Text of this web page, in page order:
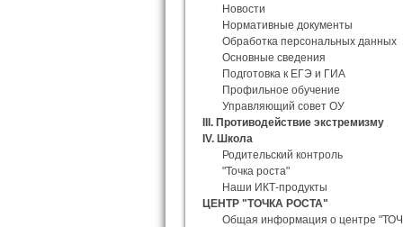
Новости
Нормативные документы
Обработка персональных данных
Основные сведения
Подготовка к ЕГЭ и ГИА
Профильное обучение
Управляющий совет ОУ
III. Противодействие экстремизму
IV. Школа
Родительский контроль
"Точка роста"
Наши ИКТ-продукты
ЦЕНТР "ТОЧКА РОСТА"
Общая информация о центре